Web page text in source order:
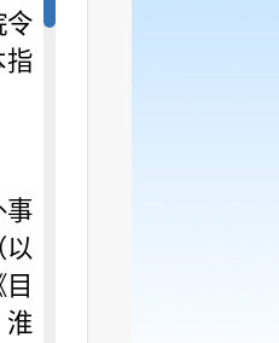
令
指
事
以
淮